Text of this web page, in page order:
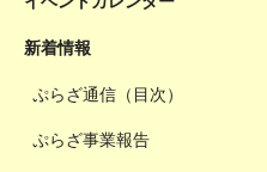
新着情報
ぷらざ通信（目次）
ぷらざ事業報告